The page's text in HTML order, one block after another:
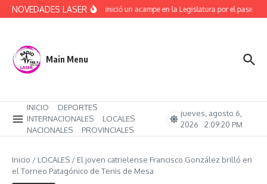
Saltar al contenido
NOVEDADES LASERATE ya inició un acampe en la Legislatura por el pase a
Main Menu
INICIO
DEPORTES
INTERNACIONALES
LOCALES
NACIONALES
PROVINCIALES
jueves, agosto 6,
2026
2:09:21 PM
Inicio / LOCALES / El joven catrielense Francisco González brilló en
el Torneo Patagónico de Tenis de Mesa